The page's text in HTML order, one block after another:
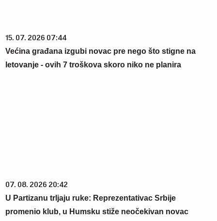
15. 07. 2026 07:44
Većina građana izgubi novac pre nego što stigne na
letovanje - ovih 7 troškova skoro niko ne planira
07. 08. 2026 20:42
U Partizanu trljaju ruke: Reprezentativac Srbije
promenio klub, u Humsku stiže neočekivan novac